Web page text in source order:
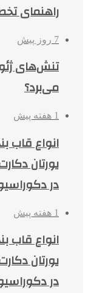
راهنمای
7 روز پیش
تنش‌های
می‌برد؟
1 هفته پیش
انواع قاب
یورتان
در
1 هفته پیش
انواع قاب
یورتان
در